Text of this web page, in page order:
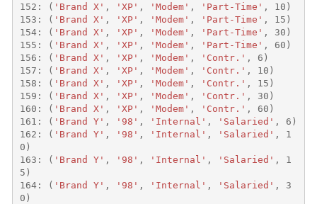
152 : ( 'Brand X' , 'XP' , 'Modem' , 'Part-Time' , 10 )
153 : ( 'Brand X' , 'XP' , 'Modem' , 'Part-Time' , 15 )
154: ( 'Brand X' , 'XP' , 'Modem' , 'Part-Time' , 30 )
155 : ( 'Brand X' , 'XP' , 'Modem' , 'Part-Time' , 60 )
156 : ( 'Brand X' , 'XP' , 'Modem' , 'Contr.' , 6 )
157 : ( 'Brand X' , 'XP' , 'Modem' , 'Contr.' , 10 )
158 : ( 'Brand X' , 'XP' , 'Modem' , 'Contr.' , 15 )
159 : ( 'Brand X' , 'XP' , 'Modem' , 'Contr.' , 30 )
160 : ( 'Brand X' , 'XP' , 'Modem' , 'Contr.' , 60 )
161 : ( 'Brand Y' , '98' , 'Internal' , 'Salaried' , 6 )
162 : ( 'Brand Y' , '98' , 'Internal' , 'Salaried' ,
1
0 )
163 : ( 'Brand Y' , '98' , 'Internal' , 'Salaried' ,
1
5 )
164: ( 'Brand Y' , '98' , 'Internal' , 'Salaried' ,
3
0 )